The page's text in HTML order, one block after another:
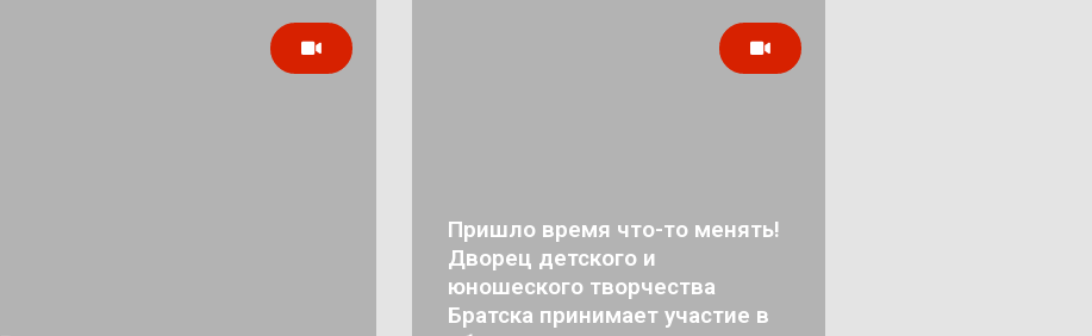
Пришло время что-то менять!
Дворец детского и
юношеского творчества
Братска принимает участие в